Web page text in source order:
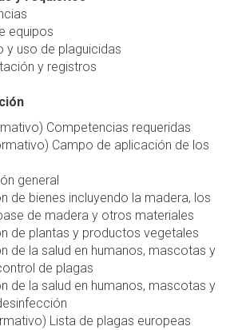
equipos
y uso de plaguicidas
y registros
Competencias requeridas
Campo de aplicación de los
general
de bienes incluyendo la madera, los
de madera y otros materiales
de plantas y productos vegetales
de la salud en humanos, mascotas y
de plagas
de la salud en humanos, mascotas y
Lista de plagas europeas